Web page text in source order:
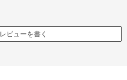
レビューを書く